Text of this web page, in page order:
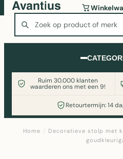
Ruim 30.000 klanten
waarderen ons met een 9!
Retourtermijn: 14
Wasmachine of koelkast
Home / Decoratieve stolp met